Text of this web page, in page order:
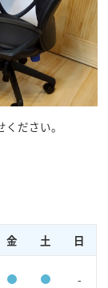
ださい。
金 土 日
-